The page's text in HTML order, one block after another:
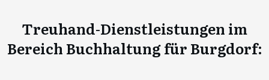
Treuhand-Dienstleistungen im
Bereich Buchhaltung für Burgdorf: